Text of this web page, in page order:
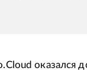
оказался